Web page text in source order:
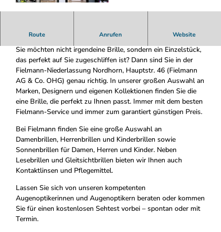
m
a
n
n
_
n
o
d
h
o
r
n
.
p
g
Route Anrufen Website
Ihr Optiker und Hörakustiker in Nordhorn
Sie möchten nicht irgendeine Brille, sondern ein Einzelstück,
das perfekt auf Sie zugeschliffen ist? Dann sind Sie in der
Fielmann-Niederlassung Nordhorn, Hauptstr. 46 (Fielmann
AG & Co. OHG) genau richtig. In unserer großen Auswahl an
Marken, Designern und eigenen Kollektionen finden Sie die
eine Brille, die perfekt zu Ihnen passt. Immer mit dem besten
Fielmann-Service und immer zum garantiert günstigen Preis.
Bei Fielmann finden Sie eine große Auswahl an
Damenbrillen, Herrenbrillen und Kinderbrillen sowie
Sonnenbrillen für Damen, Herren und Kinder. Neben
Lesebrillen und Gleitsichtbrillen bieten wir Ihnen auch
Kontaktlinsen und Pflegemittel.
Lassen Sie sich von unseren kompetenten
Augenoptikerinnen und Augenoptikern beraten oder kommen
Sie für einen kostenlosen Sehtest vorbei – spontan oder mit
Termin.